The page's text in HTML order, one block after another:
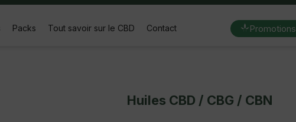
Packs Tout savoir sur le CBD Contact Promotions
Huiles CBD / CBG / CBN